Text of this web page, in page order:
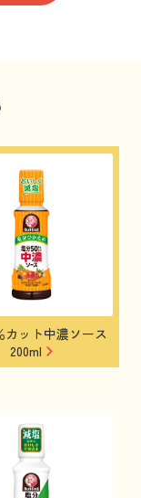
カット中濃ソース
200ml